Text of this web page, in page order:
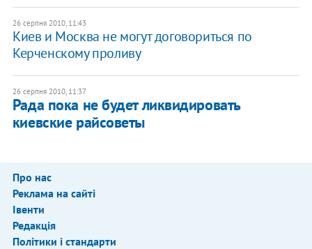
26 серпня 2010, 11:43
Киев и Москва не могут договориться по
Керченскому проливу
26 серпня 2010, 11:37
Рада пока не будет ликвидировать
киевские райсоветы
Про нас
Реклама на сайті
Івенти
Редакція
Політики і стандарти